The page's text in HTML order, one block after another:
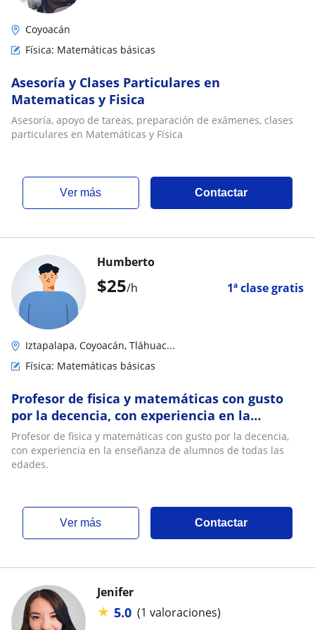
Coyoacán
Física: Matemáticas básicas
Asesoría y Clases Particulares en
Matematicas y Fisica
Asesoría, apoyo de tareas, preparación de exámenes, clases
particulares en Matemáticas y Física
ver más Contactar
$25/h 1ª clase gratis
Humberto
Iztapalapa, Coyoacán, Tláhuac...
Física: Matemáticas básicas
Profesor de fisica y matemáticas con gusto
por la decencia, con experiencia en la
enseñanza de alumnos de todas las edades
Profesor de fisica y matemáticas con gusto por la decencia,
con experiencia en la enseñanza de alumnos de todas las
edades.
ver más Contactar
Jenifer
★ 5.0 (1 valoraciones)